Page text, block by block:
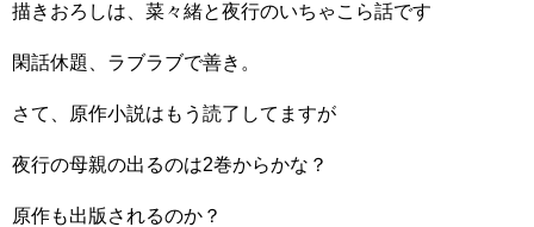
描きおろしは、菜々緒と夜行のいちゃこら話です
閑話休題、ラブラブで善き。
さて、原作小説はもう読了してますが
夜行の母親の出るのは2巻からかな？
原作も出版されるのか？